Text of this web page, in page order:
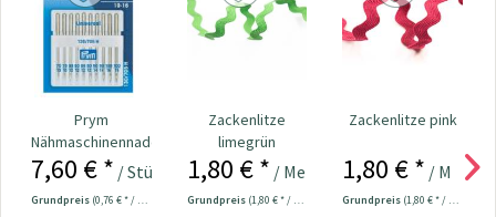
Prym
Nähmaschinennadeln
130/705
Universal...
7,60 € * / Stück
Grundpreis (0,76 € * / 1 Stück)
Zackenlitze
limegrün
1,80 € * / Meter
Grundpreis (1,80 € * / 1 Meter)
Zackenlitze pink
1,80 € * / Meter
Grundpreis (1,80 € * / 1 Meter)